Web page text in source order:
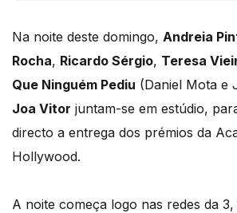
Na noite deste domingo, Andreia
Rocha, Ricardo Sérgio, Teresa
Que Ninguém Pediu (Daniel Mota e
Joa Vitor juntam-se em estúdio,
directo a entrega dos prémios da
Hollywood.
A noite começa logo nas redes da